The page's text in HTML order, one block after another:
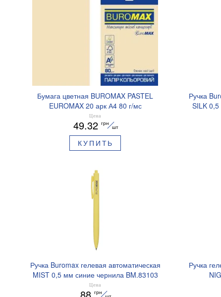
Бумага цветная BUROMAX PASTEL
EUROMAX 20 арк А4 80 г/мс
BM.2721220E-08
Цена
49.32 грн
шт
КУПИТЬ
Ручка
SILK
Ручка Buromax гелевая автоматическая
MIST 0,5 мм синие чернила BM.83103
Цена
88 грн
Ручка